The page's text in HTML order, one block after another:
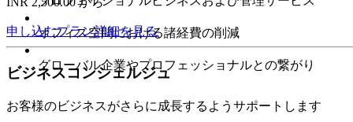
オフィス空間における諸経費の削減
グローバル企業やプロフェッショナルとの繋がり
申し込むプラン詳細を見る
ビジネスコンシェルジュ
お客様のビジネスがさらに成長するようサポートします